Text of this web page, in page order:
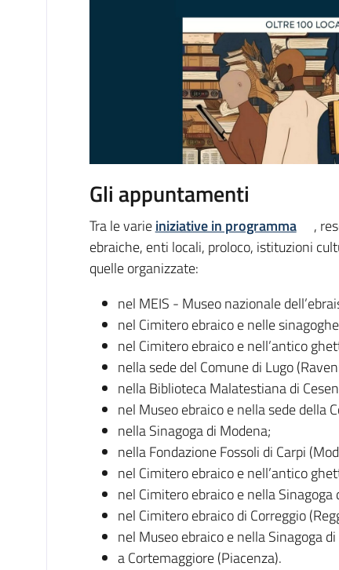
Gli appuntamenti
Tra le varieiniziative in programma
,
ebraiche, enti locali, proloco, istituzioni
quelle organizzate:
nel MEIS - Museo nazionale
nel Cimitero ebraico e nelle
nel Cimitero ebraico e nell’antico
nella sede del Comune di Lugo
nella Biblioteca Malatestiana di
nel Museo ebraico e nella sede della
nella Sinagoga di Modena;
nella Fondazione Fossoli di Carpi
nel Cimitero ebraico e nell’antico
nel Cimitero ebraico e nella Sinagoga
nel Cimitero ebraico di Correggio
nel Museo ebraico e nella Sinagoga
a Cortemaggiore (Piacenza).